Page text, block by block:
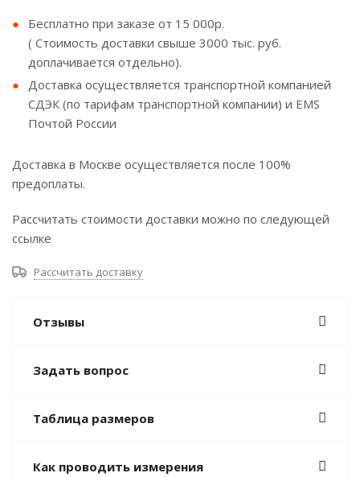
Бесплатно при заказе от 15 000р.
( Стоимость доставки свыше 3000 тыс. руб.
доплачивается отдельно).
Доставка осуществляется транспортной компанией
СДЭК (по тарифам транспортной компании) и EMS
Почтой России
Доставка в Москве осуществляется после 100%
предоплаты.
Рассчитать стоимости доставки можно по следующей
ссылке
Рассчитать доставку
Отзывы
Задать вопрос
Таблица размеров
Как проводить измерения